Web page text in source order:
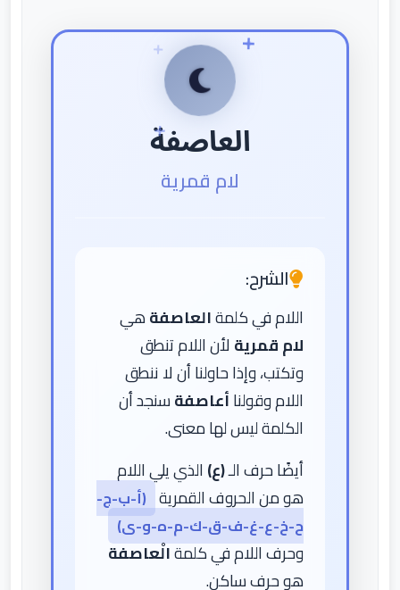
العاصفة
لام قمرية
الشرح:
اللام في كلمةالعاصفةهي
لام قمريةلأن اللام تنطق
وتكتب، وإذا حاولنا أن لا ننطق
اللام وقولناأعاصفةسنجد أن
الكلمة ليس لها معنى.
أيضًا حرف الـ(ع)الذي يلي اللام
هو من الحروف القمرية (أ-ب-ج-
ح-خ-ع-غ-ف-ق-ك-م-ه-و-ى)
وحرف اللام في كلمةالْعاصفة
هو حرف ساكن.